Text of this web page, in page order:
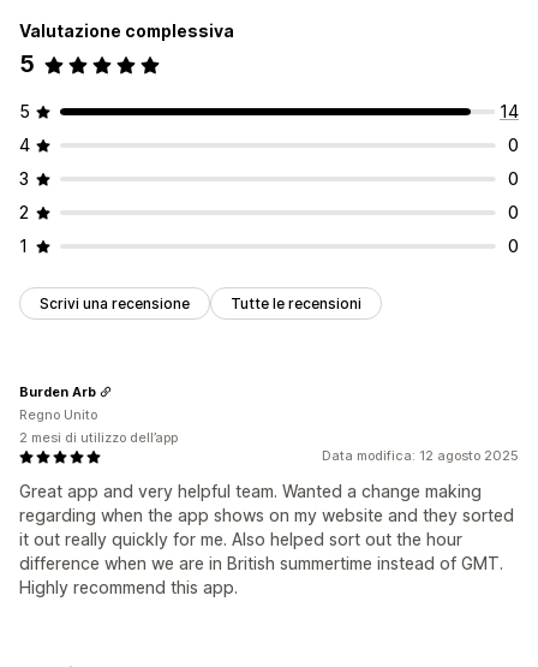
Valutazione complessiva
5
5
14
4
0
3
0
2
0
1
0
Scrivi una recensione Tutte le recensioni
Data modifica: 12 agosto 2025
Great app and very helpful team. Wanted a change making
regarding when the app shows on my website and they sorted
it out really quickly for me. Also helped sort out the hour
difference when we are in British summertime instead of GMT.
Highly recommend this app.
Burden Arb
Regno Unito
2 mesi di utilizzo dell’app